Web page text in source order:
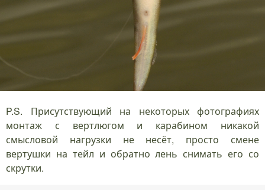
P.S. Присутствующий на некоторых фотографиях
монтаж с вертлюгом и карабином никакой
смысловой нагрузки не несёт, просто смене
вертушки на тейл и обратно лень снимать его со
скрутки.